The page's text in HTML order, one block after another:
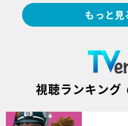
もっと見
視聴ランキング